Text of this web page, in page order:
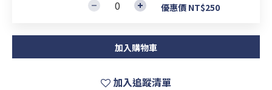
優惠價 NT$250
加入購物車
加入追蹤清單